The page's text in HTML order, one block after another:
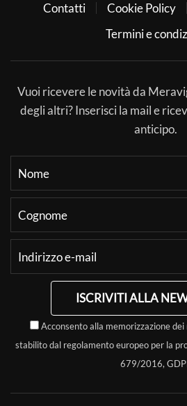
Contatti
Cookie Policy
Termini e
Vuoi ricevere le novità da
degli altri? Inserisci la mail e
anticipo.
ISCRIVITI ALLA
Acconsento alla memorizzazione
stabilito dal regolamento europeo per la
679/2016,